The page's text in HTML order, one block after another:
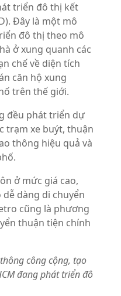
triển đô thị kết
Đây là một mô
đô thị theo mô
ở xung quanh các
chế về diện tích
căn hộ xung
trên thế giới.
đều phát triển dự
trạm xe buýt, thuận
thông hiệu quả và
ở mức giá cao,
dàng di chuyển
cũng là phương
thuận tiện chính
công cộng, tạo
đang phát triển đô